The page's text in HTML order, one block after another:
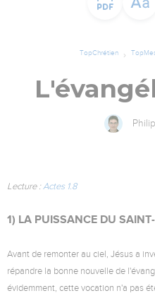
TopChrétien
Lecture :Actes 1.8
1) LA PUISSANCE DU
Avant de remonter au ciel, Jésus a
répandre la bonne nouvelle de
évidemment, cette vocation n'a pas